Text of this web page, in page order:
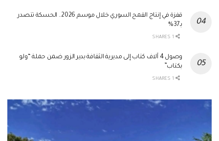
قفزة في إنتاج القمح السوري خلال موسم 2026.. الحسكة تتصدر
بـ37%
وصول 4 آلاف كتاب إلى مديرية الثقافة بدير الزور ضمن حملة “ولو
بكتاب”